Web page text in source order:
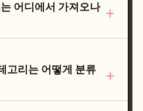
6개의 연결된 역량 모듈
망, 운영, 마케팅, 제품
스포크 다이어그램을
슬라이
合作”. 메인 문구로 큰
크색 아이스크림, 딸기
이지 베이스, 쿠키 도우
베이킹 디저트의 즐거
물방울을 표현해야 합
실적인 얼굴 구조, 자연
어디에서 가져오나
고리는 어떻게 분류